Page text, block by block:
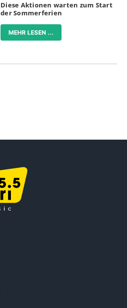
Diese Aktionen warten zum Start
der Sommerferien
MEHR LESEN ...